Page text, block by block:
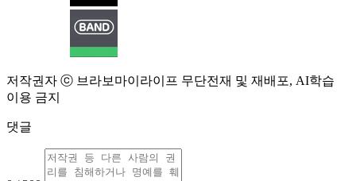
저작권자 ⓒ 브라보마이라이프 무단전재 및 재배포, AI학습
이용 금지
댓글